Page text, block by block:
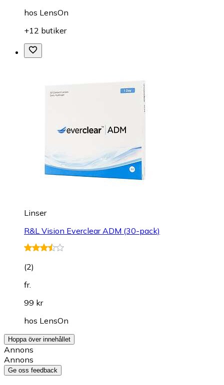
hos LensOn
+12 butiker
Linser
R&L Vision Everclear ADM (30-pack)
(2)
fr.
99 kr
hos LensOn
Hoppa över innehållet
Annons
Annons
Ge oss feedback